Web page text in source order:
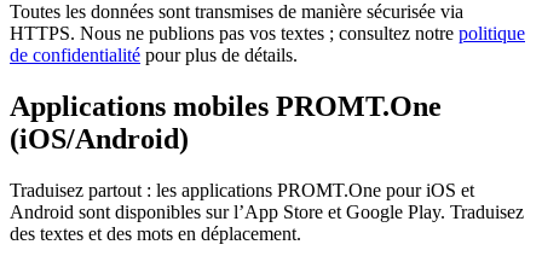
Toutes les données sont transmises de manière sécurisée via
HTTPS. Nous ne publions pas vos textes ; consultez notre politique
de confidentialité pour plus de détails.
Applications mobiles PROMT.One
(iOS/Android)
Traduisez partout : les applications PROMT.One pour iOS et
Android sont disponibles sur l’App Store et Google Play. Traduisez
des textes et des mots en déplacement.